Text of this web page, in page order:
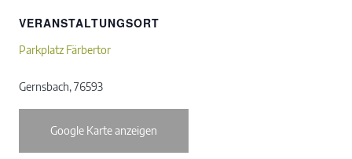
VERANSTALTUNGSORT
Parkplatz Färbertor
Gernsbach,76593
Google Karte anzeigen